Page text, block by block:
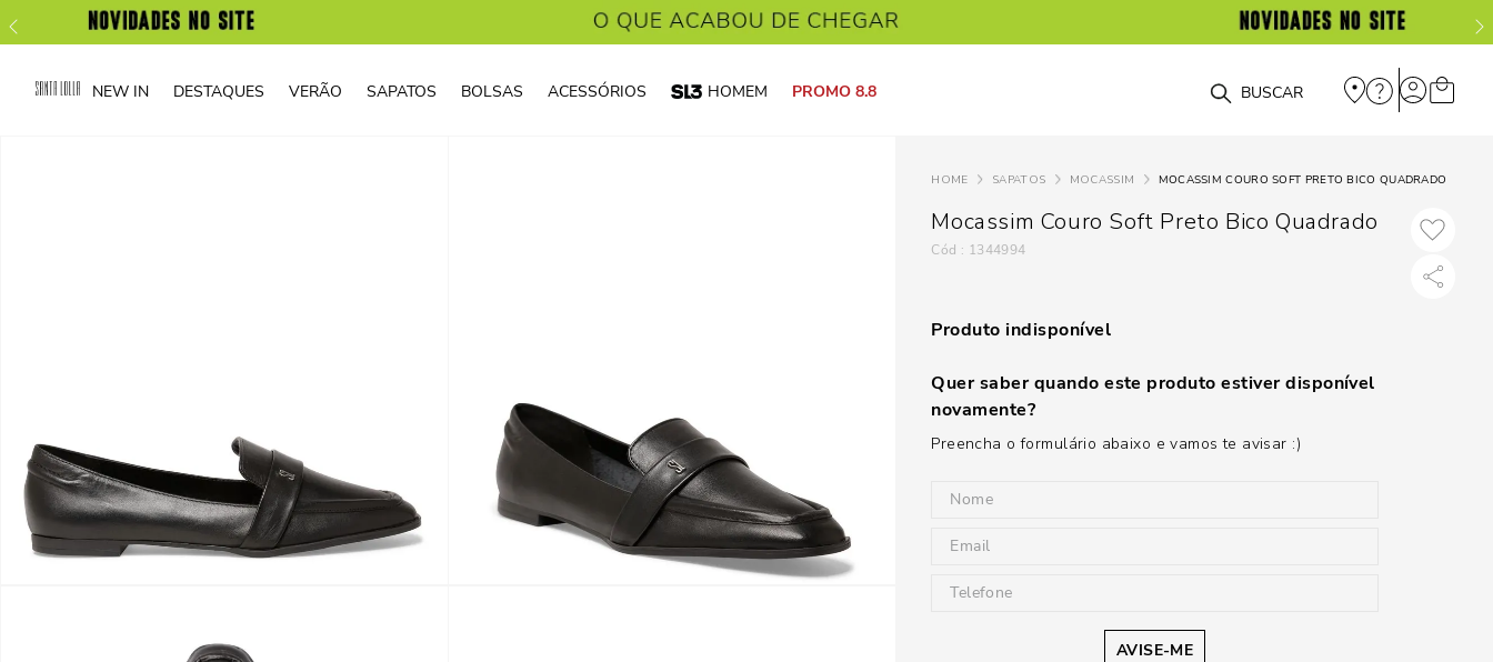
NEW IN DESTAQUES VERÃO SAPATOS BOLSAS ACESSÓRIOS HOMEM PROMO 8.8 O que você está procurando?
SAPATOS MOCASSIM MOCASSIM COURO SOFT PRETO BICO QUADRADO
Mocassim Couro Soft Preto Bico Quadrado
: 1344994
Produto indisponível
Quer saber quando este produto estiver disponível
novamente?
Preencha o formulário abaixo e vamos te avisar :)
AVISE-ME